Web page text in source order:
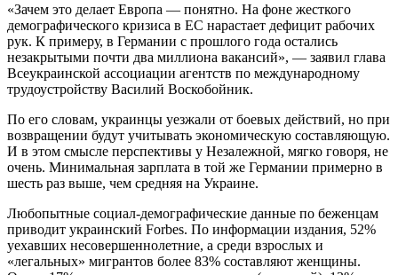
«Зачем это делает Европа — понятно. На фоне жесткого
демографического кризиса в ЕС нарастает дефицит рабочих
рук. К примеру, в Германии с прошлого года остались
незакрытыми почти два миллиона вакансий», — заявил глава
Всеукраинской ассоциации агентств по международному
трудоустройству Василий Воскобойник.
По его словам, украинцы уезжали от боевых действий, но при
возвращении будут учитывать экономическую составляющую.
И в этом смысле перспективы у Незалежной, мягко говоря, не
очень. Минимальная зарплата в той же Германии примерно в
шесть раз выше, чем средняя на Украине.
Любопытные социал-демографические данные по беженцам
приводит украинский Forbes. По информации издания, 52%
уехавших несовершеннолетние, а среди взрослых и
«легальных» мигрантов более 83% составляют женщины.